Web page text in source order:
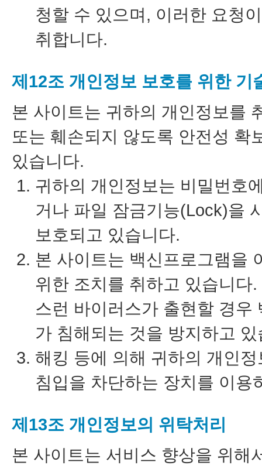
청할 수 있으며, 이러한 요청
취합니다.
제12조 개인정보 보호를 위한 기
본 사이트는 귀하의 개인정보를
또는 훼손되지 않도록 안전성 확
있습니다.
귀하의 개인정보는 비밀번호
거나 파일 잠금기능(Lock)을
보호되고 있습니다.
본 사이트는 백신프로그램을
위한 조치를 취하고 있습니
스런 바이러스가 출현할 경
가 침해되는 것을 방지하고
해킹 등에 의해 귀하의 개인
침입을 차단하는 장치를 이용
제13조 개인정보의 위탁처리
본 사이트는 서비스 향상을 위해